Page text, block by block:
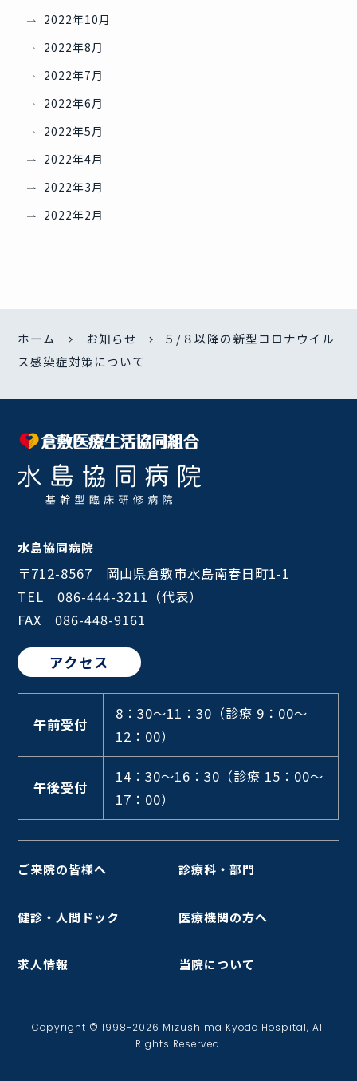
2022年10月
2022年8月
2022年7月
2022年6月
2022年5月
2022年4月
2022年3月
2022年2月
ホーム お知らせ
５/８以降の新型コロナウイル
ス感染症対策について
水島協同病院
〒712-8567 岡山県倉敷市水島南春日町1-1
TEL 086-444-3211（代表）
FAX 086-448-9161
アクセス
午前受付
8：30～11：30 （診療 9：00～
12：00）
午後受付
14：30～16：30 （診療 15：00～
17：00）
ご来院の皆様へ 診療科・部門
健診・人間ドック 医療機関の方へ
求人情報 当院について
Copyright © 1998-2026 Mizushima Kyodo Hospital, All
Rights Reserved.